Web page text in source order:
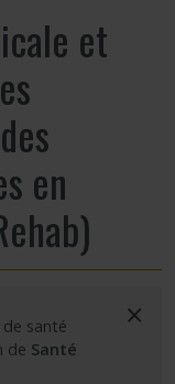
et
en
santé
de Santé
×